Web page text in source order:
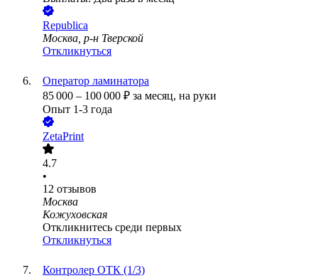
Republica
Москва, р-н Тверской
Откликнуться
Оператор ламинатора
85 000 – 100 000 ₽ за месяц, на руки
Опыт 1-3 года
ZetaPrint
4.7
•
12 отзывов
Москва
Кожуховская
Откликнитесь среди первых
Откликнуться
Контролер ОТК (1/3)